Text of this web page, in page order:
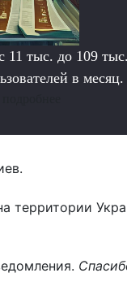
11 тыс. до 109 тыс.
в месяц.
территории